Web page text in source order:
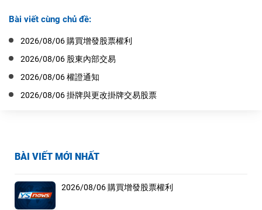
BÀI VIẾT MỚI NHẤT
2026/08/06 購買增發股票權利
Bài viết cùng chủ đề:
2026/08/06 購買增發股票權利
2026/08/06 股東內部交易
2026/08/06 權證通知
2026/08/06 掛牌與更改掛牌交易股票